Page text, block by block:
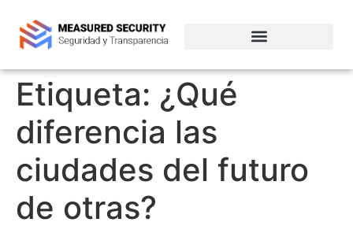
Etiqueta: ¿Qué
diferencia las
ciudades del futuro
de otras?